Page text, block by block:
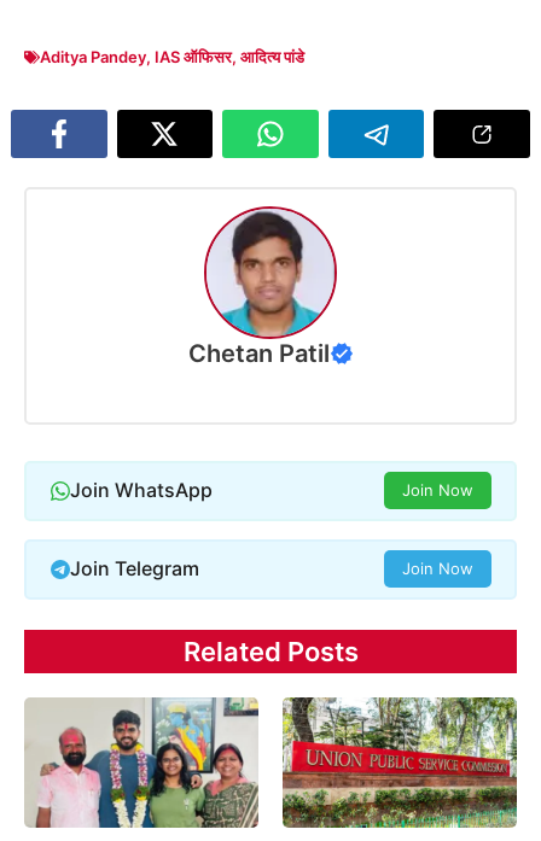
Aditya Pandey, IAS ऑफिसर, आदित्य पांडे
Chetan Patil
Join WhatsApp Join Now
Join Telegram Join Now
Related Posts